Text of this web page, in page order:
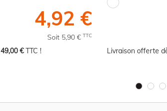
4,92 €
Soit 5,90 € TTC
49,00 €TTC ! Livraison offerte